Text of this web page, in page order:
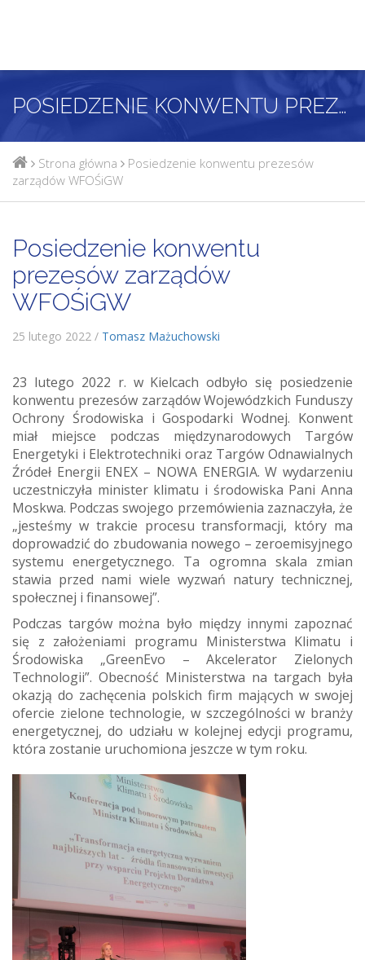
POSIEDZENIE KONWENTU PREZESÓW ZARZĄDÓW WFOŚIGW
Strona główna
Posiedzenie konwentu prezesów
zarządów WFOŚiGW
Posiedzenie konwentu
prezesów zarządów
WFOŚiGW
25 lutego 2022 / Tomasz Mażuchowski
23 lutego 2022 r. w Kielcach odbyło się posiedzenie
konwentu prezesów zarządów Wojewódzkich Funduszy
Ochrony Środowiska i Gospodarki Wodnej. Konwent
miał miejsce podczas międzynarodowych Targów
Energetyki i Elektrotechniki oraz Targów Odnawialnych
Źródeł Energii ENEX – NOWA ENERGIA. W wydarzeniu
uczestniczyła minister klimatu i środowiska Pani Anna
Moskwa. Podczas swojego przemówienia zaznaczyła, że
„jesteśmy w trakcie procesu transformacji, który ma
doprowadzić do zbudowania nowego – zeroemisyjnego
systemu energetycznego. Ta ogromna skala zmian
stawia przed nami wiele wyzwań natury technicznej,
społecznej i finansowej”.
Podczas targów można było między innymi zapoznać
się z założeniami programu Ministerstwa Klimatu i
Środowiska „GreenEvo – Akcelerator Zielonych
Technologii”. Obecność Ministerstwa na targach była
okazją do zachęcenia polskich firm mających w swojej
ofercie zielone technologie, w szczególności w branży
energetycznej, do udziału w kolejnej edycji programu,
która zostanie uruchomiona jeszcze w tym roku.